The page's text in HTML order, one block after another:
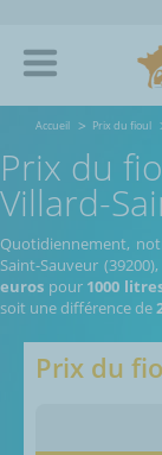
Accueil Prix du fioul
Prix du
Villard-
Quotidiennement,
Saint-Sauveur
euros pour 1000
soit une différence de
Prix du